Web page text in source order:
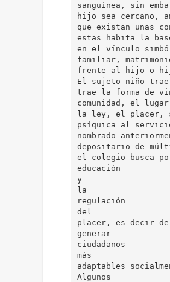
sanguínea, sin
hijo sea cercano,
que existan unas
estas habita la
en el vínculo
familiar,
frente al hijo o
El sujeto-niño
trae la forma de
comunidad, el
la ley, el placer,
psíquica al
nombrado
depositario de
el colegio busca
educación
y
la
regulación
del
placer, es decir de
generar
ciudadanos
más
adaptables
Algunos